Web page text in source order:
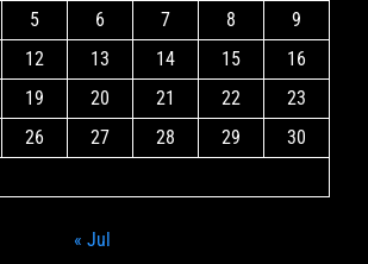
5 6 7 8
9
12 13 14 15
16
19 20 21 22
23
26 27 28 29
30
« Jul